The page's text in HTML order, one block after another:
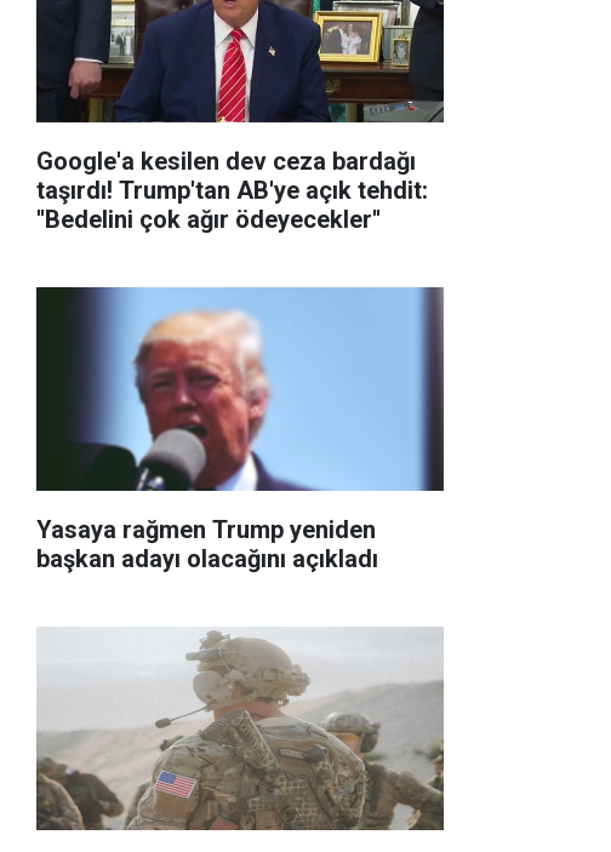
Google'a kesilen dev ceza bardağı
taşırdı! Trump'tan AB'ye açık tehdit:
''Bedelini çok ağır ödeyecekler''
Yasaya rağmen Trump yeniden
başkan adayı olacağını açıkladı